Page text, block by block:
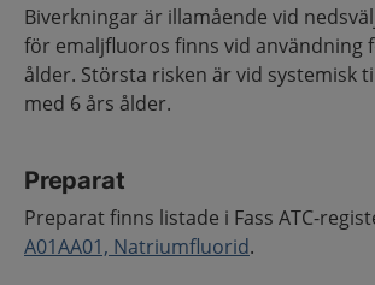
Biverkningar är illamående vid
för emaljfluoros finns vid användning
ålder. Största risken är vid systemisk
med 6 års ålder.
Preparat
Preparat finns listade i Fass ATC-
A01AA01, Natriumfluorid.